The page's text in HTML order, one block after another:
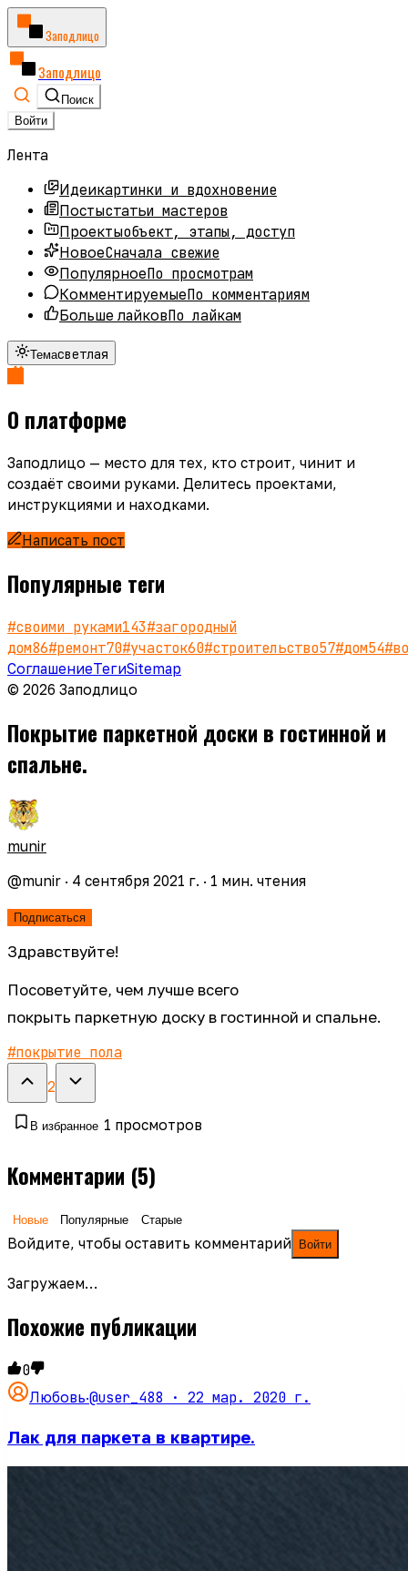
Заподлицо
Заподлицо
Поиск
Войти
Лента
Идеикартинки и вдохновение
Постыстатьи мастеров
Проектыобъект, этапы, доступ
НовоеСначала свежие
ПопулярноеПо просмотрам
КомментируемыеПо комментариям
Больше лайковПо лайкам
Темасветлая
О платформе
Заподлицо — место для тех, кто строит, чинит и
создаёт своими руками. Делитесь проектами,
инструкциями и находками.
Написать пост
Популярные теги
#своими руками143#загородный
дом86#ремонт70#участок60#строительство57#дом54#
СоглашениеТегиSitemap
© 2026 Заподлицо
Покрытие паркетной доски в гостинной и
спальне.
munir
@munir · 4 сентября 2021 г. · 1 мин. чтения
Подписаться
Здравствуйте!
Посоветуйте, чем лучше всего
покрыть паркетную доску в гостинной и спальне.
#покрытие пола
2
В избранное 1 просмотров
Комментарии (5)
Новые Популярные Старые
Войдите, чтобы оставить комментарий Войти
Загружаем…
Похожие публикации
0
Любовь·@user_488 · 22 мар. 2020 г.
Лак для паркета в квартире.